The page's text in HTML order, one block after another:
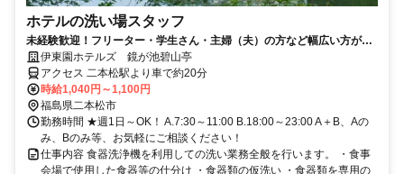
ホテルの洗い場スタッフ
未経験歓迎！フリーター・学生さん・主婦（夫）の方など幅広い方が活
躍中の職場です。
伊東園ホテルズ 鏡が池碧山亭
アクセス 二本松駅より車で約20分
時給1,040円～1,100円
福島県二本松市
勤務時間 ★週1日～OK！ A.7:30～11:00 B.18:00～23:00 A＋B、Aの
み、Bのみ等、お気軽にご相談ください！
仕事内容 食器洗浄機を利用しての洗い業務全般を行います。 ・食事
会場で使用した食器等の仕分け ・食器類の仮洗い ・食器類を専用の